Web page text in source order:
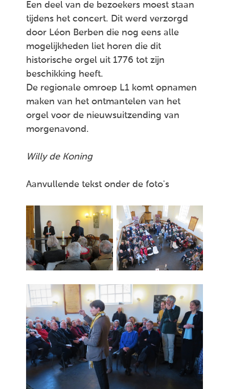
Een deel van de bezoekers moest staan
tijdens het concert. Dit werd verzorgd
door Léon Berben die nog eens alle
mogelijkheden liet horen die dit
historische orgel uit 1776 tot zijn
beschikking heeft.
De regionale omroep L1 komt opnamen
maken van het ontmantelen van het
orgel voor de nieuwsuitzending van
morgenavond.
Willy de Koning
Aanvullende tekst onder de foto's